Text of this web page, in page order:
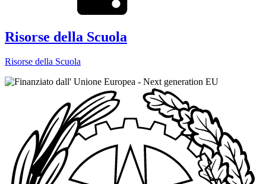
Risorse della Scuola
Risorse della Scuola